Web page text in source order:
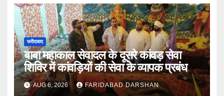
फरीदाबाद
बाबा महाकाल सेवादल के दूसरे कांवड़ सेवा
शिविर में कांवड़ियों की सेवा के व्यापक प्रबंध
AUG 6, 2026 FARIDABAD DARSHAN